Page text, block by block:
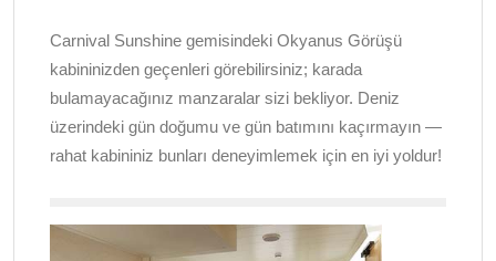
Carnival Sunshine gemisindeki Okyanus Görüşü
kabininizden geçenleri görebilirsiniz; karada
bulamayacağınız manzaralar sizi bekliyor. Deniz
üzerindeki gün doğumu ve gün batımını kaçırmayın —
rahat kabininiz bunları deneyimlemek için en iyi yoldur!